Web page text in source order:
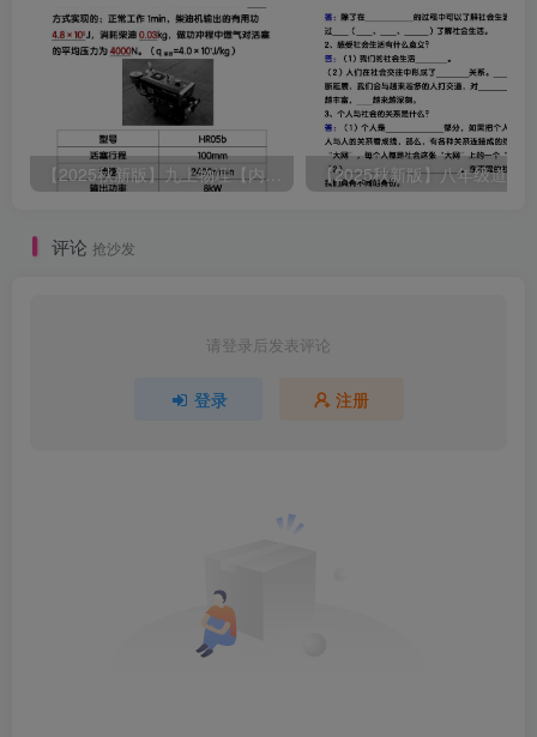
【2025秋新版】九上物理【内能】必刷易错题
评论 抢沙发
请登录后发表评论
登录 注册